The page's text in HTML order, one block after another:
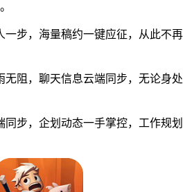
步，海量稿约一键应征，从此不再
阻，聊天信息云端同步，无论身处
步，企划动态一手掌控，工作规划